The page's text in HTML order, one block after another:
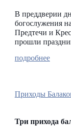
В преддверии
богослужения
Предтечи и
прошли
Приходы
Три прихода